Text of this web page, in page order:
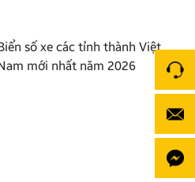
số xe các tỉnh thành Việt
mới nhất năm 2026